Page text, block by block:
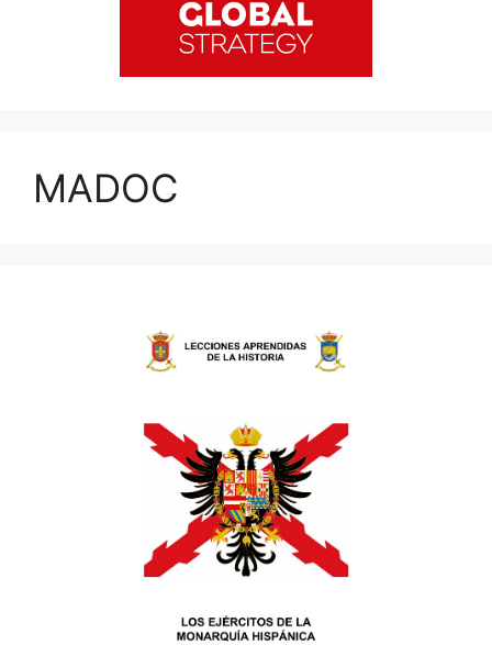
MADOC